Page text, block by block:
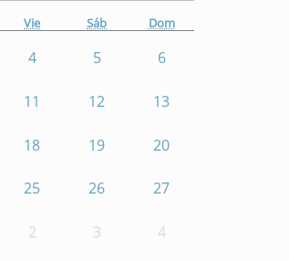
Vie Sáb Dom
4 5 6
11 12 13
18 19 20
25 26 27
2 3 4